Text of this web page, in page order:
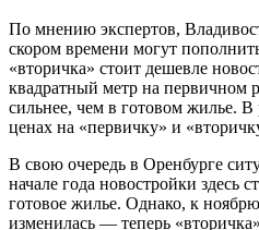
По мнению экспертов,
скором времени могут
«вторичка» стоит дешевле
квадратный метр на первичном
сильнее, чем в готовом жилье. В
ценах на «первичку» и
В свою очередь в Оренбурге
начале года новостройки здесь
готовое жилье. Однако, к
изменилась — теперь